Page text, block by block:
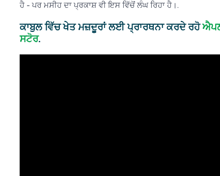
ਹੈ - ਪਰ ਮਸੀਹ ਦਾ ਪ੍ਰਕਾਸ਼ ਵੀ ਇਸ ਵਿੱਚੋਂ ਲੰਘ ਰਿਹਾ ਹੈ।.
ਕਾਬੁਲ ਵਿੱਚ ਖੇਤ ਮਜ਼ਦੂਰਾਂ ਲਈ ਪ੍ਰਾਰਥਨਾ ਕਰਦੇ ਰਹੋ
ਸਟੋਰ.